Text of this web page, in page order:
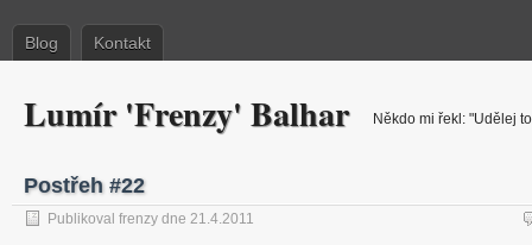
Blog Kontakt
Lumír 'Frenzy' Balhar Někdo mi řekl: "Udělej
Postřeh #22
Publikoval frenzy dne 21.4.2011